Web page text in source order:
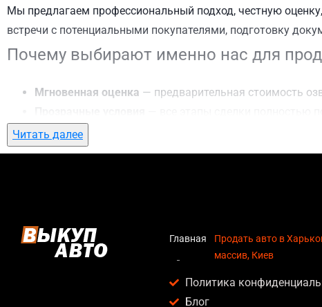
Мы предлагаем профессиональный подход, честную
встречи с потенциальными покупателями, подготовку
Почему выбирают именно нас для
Мгновенная оценка — предварительная стоимость
Гибкий подход
Честные цены— предлагаем до 95% от рыночной
Кому подойдет продать авто в
Услуга продать авто в Харьковский массив, Киев актуальна
Владельцев автомобилей после аварии, когда
Читать далее
Главная
Продать авто в
массив, Киев
Политика
Блог